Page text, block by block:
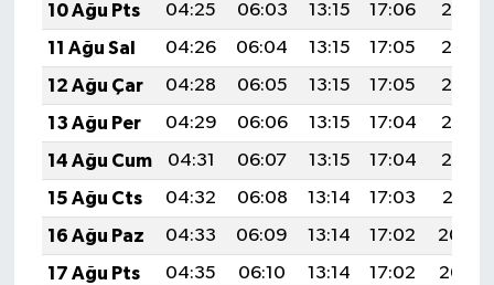
10 Ağu Pts
04:25 06:03 13:15 17:06
20:17
11 Ağu Sal
04:26 06:04 13:15 17:05
20:16
12 Ağu Çar
04:28 06:05 13:15 17:05
20:15
13 Ağu Per
04:29 06:06 13:15 17:04
20:13
14 Ağu Cum
04:31 06:07 13:15 17:04
20:12
15 Ağu Cts
04:32 06:08 13:14 17:03
20:11
16 Ağu Paz
04:33 06:09 13:14 17:02
20:09
17 Ağu Pts
04:35 06:10 13:14 17:02
20:08
Manyas
OLAY
OTOMOTİV
Resmi İlanlar
SAĞLIK